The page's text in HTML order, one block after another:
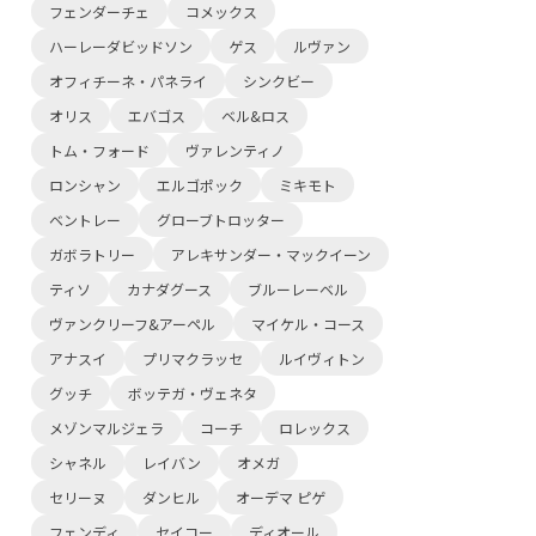
フェンダーチェ
コメックス
ハーレーダビッドソン
ゲス
ルヴァン
オフィチーネ・パネライ
シンクビー
オリス
エバゴス
ベル&ロス
トム・フォード
ヴァレンティノ
ロンシャン
エルゴポック
ミキモト
ベントレー
グローブトロッター
ガボラトリー
アレキサンダー・マックイーン
ティソ
カナダグース
ブルーレーベル
ヴァンクリーフ&アーペル
マイケル・コース
アナスイ
プリマクラッセ
ルイヴィトン
グッチ
ボッテガ・ヴェネタ
メゾンマルジェラ
コーチ
ロレックス
シャネル
レイバン
オメガ
セリーヌ
ダンヒル
オーデマ ピゲ
フェンディ
セイコー ディオール